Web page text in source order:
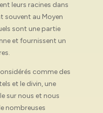
leurs racines dans
souvent au Moyen
sont une partie
et fournissent un
comme des
et le divin, une
sur nous et nous
nombreuses